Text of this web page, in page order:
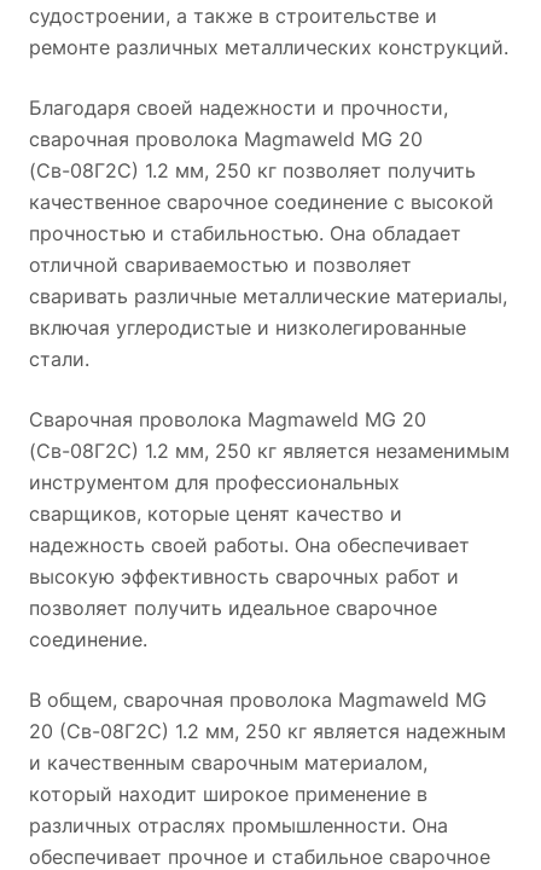
судостроении, а также в строительстве и
ремонте различных металлических конструкций.
Благодаря своей надежности и прочности,
сварочная проволока Magmaweld MG 20
(Св-08Г2С) 1.2 мм, 250 кг позволяет получить
качественное сварочное соединение с высокой
прочностью и стабильностью. Она обладает
отличной свариваемостью и позволяет
сваривать различные металлические материалы,
включая углеродистые и низколегированные
стали.
Сварочная проволока Magmaweld MG 20
(Св-08Г2С) 1.2 мм, 250 кг является незаменимым
инструментом для профессиональных
сварщиков, которые ценят качество и
надежность своей работы. Она обеспечивает
высокую эффективность сварочных работ и
позволяет получить идеальное сварочное
соединение.
В общем, сварочная проволока Magmaweld MG
20 (Св-08Г2С) 1.2 мм, 250 кг является надежным
и качественным сварочным материалом,
который находит широкое применение в
различных отраслях промышленности. Она
обеспечивает прочное и стабильное сварочное